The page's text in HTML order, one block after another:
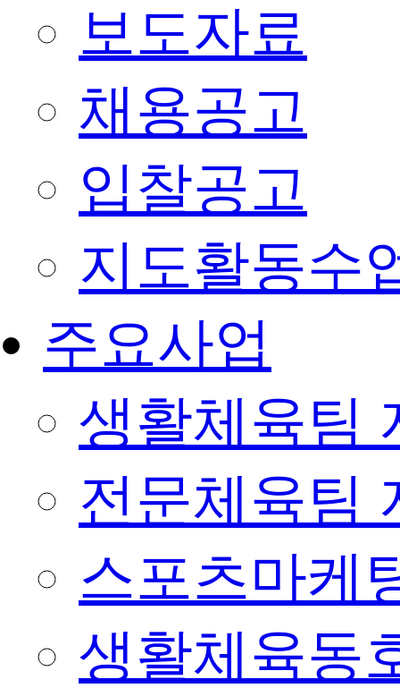
보도자료
채용공고
입찰공고
지도활동수
주요사업
생활체육팀
전문체육팀
스포츠마케
생활체육동